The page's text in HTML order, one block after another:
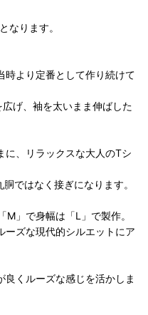
なります。
時より定番として作り続けて
げ、袖を太いまま伸ばした
に、リラックスな大人のTシ
ではなく接ぎになります。
」で身幅は「L」で製作。
ーズな現代的シルエットにア
くルーズな感じを活かしま